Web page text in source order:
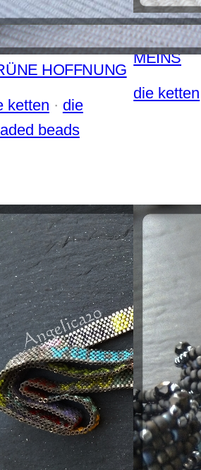
HOFFNUNG
ketten · die
beads
MEINS
die ketten